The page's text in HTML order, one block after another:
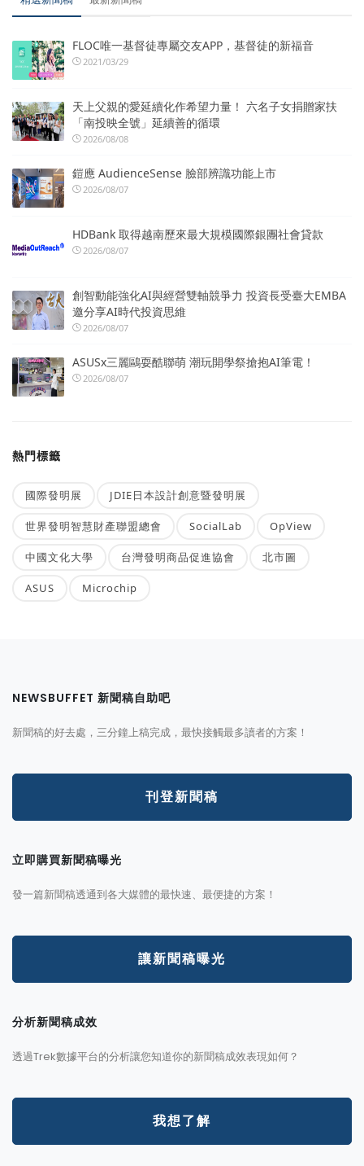
FLOC唯一基督徒專屬交友APP，基督徒的新福音
2021/03/29
天上父親的愛延續化作希望力量！ 六名子女捐贈家扶
「南投映全號」延續善的循環
2026/08/08
鎧應 AudienceSense 臉部辨識功能上市
2026/08/07
HDBank 取得越南歷來最大規模國際銀團社會貸款
2026/08/07
創智動能強化AI與經營雙軸競爭力 投資長受臺大EMBA
邀分享AI時代投資思維
2026/08/07
ASUSx三麗鷗耍酷聯萌 潮玩開學祭搶抱AI筆電！
2026/08/07
熱門標籤
國際發明展 JDIE日本設計創意暨發明展
世界發明智慧財產聯盟總會 SocialLab OpView
中國文化大學 台灣發明商品促進協會 北市圖
ASUS Microchip
NEWSBUFFET 新聞稿自助吧
新聞稿的好去處，三分鐘上稿完成，最快接觸最多讀者的方案！
刊登新聞稿
立即購買新聞稿曝光
發一篇新聞稿透通到各大媒體的最快速、最便捷的方案！
讓新聞稿曝光
分析新聞稿成效
透過Trek數據平台的分析讓您知道你的新聞稿成效表現如何？
我想了解